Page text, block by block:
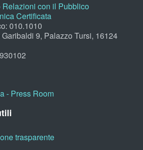
Relazioni con il Pubblico
Certificata
010.1010
9, Palazzo Tursi, 16124
- Press Room
trasparente